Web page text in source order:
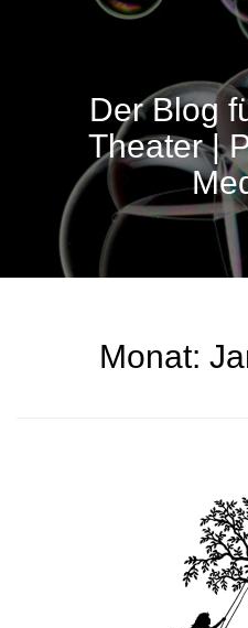
Der Blog
Theater |
Monat: